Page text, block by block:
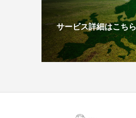
サービス詳細はこちら